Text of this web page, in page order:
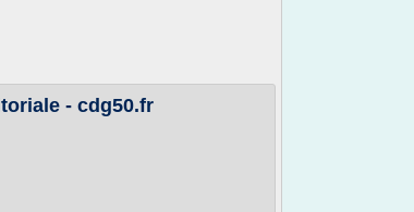
- cdg50.fr